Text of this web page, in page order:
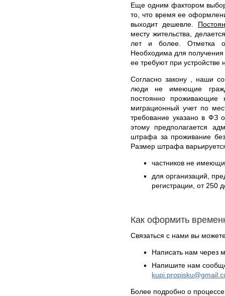
Еще одним фактором
то, что время ее
выходит дешевле.
месту жительства,
лет и более. Отметка о
Необходима для получения
ее требуют при устройстве
Согласно закону , наши
люди не имеющие
постоянно
миграционный учет по
требование указано в ФЗ
этому предполагается
штрафа за проживание
Размер штрафа
частников не
для организаций,
регистрации, от 250
Как оформить
Связаться с нами вы
Написать нам через
Напишите нам
Более подробно о